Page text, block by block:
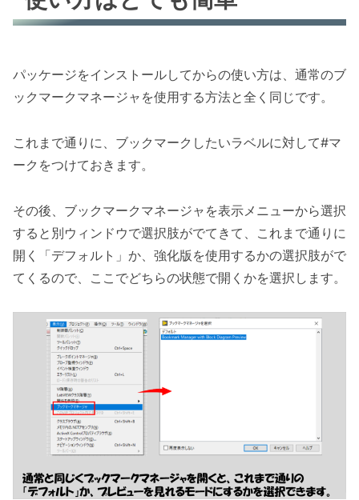
パッケージをインストールしてからの使い方は、通常のブ
ックマークマネージャを使用する方法と全く同じです。
これまで通りに、ブックマークしたいラベルに対して#マ
ークをつけておきます。
その後、ブックマークマネージャを表示メニューから選択
すると別ウィンドウで選択肢がでてきて、これまで通りに
開く「デフォルト」か、強化版を使用するかの選択肢がで
てくるので、ここでどちらの状態で開くかを選択します。